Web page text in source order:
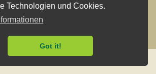
Technologien und Cookies.
Got it!
DATENSCHUTZERKLÄRUNG
ÖFFNUNGSZEITEN